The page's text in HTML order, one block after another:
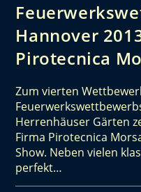
Hannover
Pirotecnica
Zum vierten
Herrenhäuser Gärten
Firma Pirotecnica
Show. Neben vielen
perfekt…